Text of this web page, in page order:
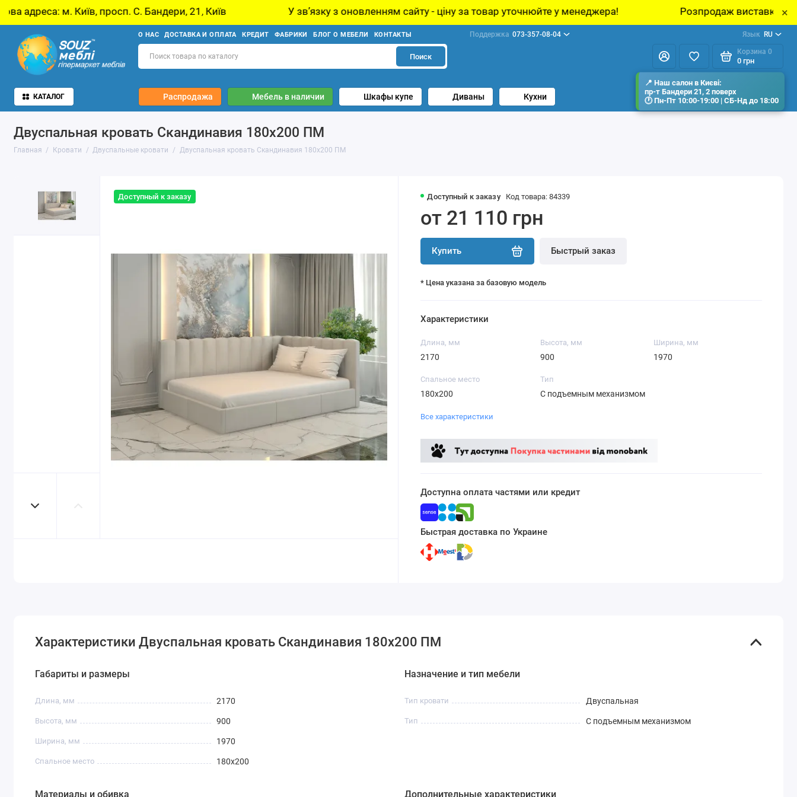
С. Бандери, 21, Київ У звʼязку з оновленням сайту - ціну за товар уточнюйте у менеджера! Розпродаж виставкових зразків меблів у×
О НАС ДОСТАВКА И ОПЛАТА КРЕДИТ ФАБРИКИ БЛОГ О МЕБЕЛИ КОНТАКТЫ Поддержка 073-357-08-04 Язык RU
Поиск
Корзина 0
0 грн
КАТАЛОГ Распродажа Мебель в наличии Шкафы купе Диваны Кухни
Двуспальная кровать Скандинавия 180х200 ПМ
Главная Кровати Двуспальные кровати Двуспальная кровать Скандинавия 180х200 ПМ
Доступный к заказу Доступный к заказу Код товара: 84339
от 21 110 грн
Купить Быстрый заказ
* Цена указана за базовую модель
Характеристики
Длина, мм
2170
Высота, мм
900
Ширина, мм
1970
Спальное место
180х200
Тип
С подъемным механизмом
Все характеристики
Доступна оплата частями или кредит
Быстрая доставка по Украине
Характеристики Двуспальная кровать Скандинавия 180х200 ПМ
Габариты и размеры
Длина, мм 2170
Высота, мм 900
Ширина, мм 1970
Спальное место 180х200
Назначение и тип мебели
Тип кровати Двуспальная
Тип С подъемным механизмом
Материалы и обивка Дополнительные характеристики